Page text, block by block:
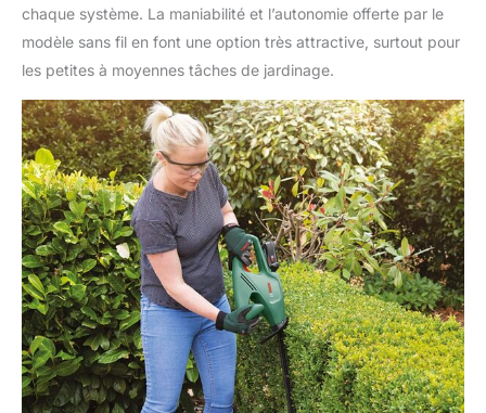
chaque système. La maniabilité et l’autonomie offerte par le
modèle sans fil en font une option très attractive, surtout pour
les petites à moyennes tâches de jardinage.